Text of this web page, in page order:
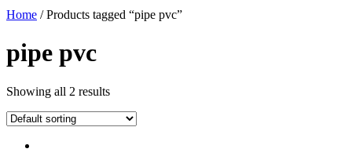
Home / Products tagged “pipe pvc”
pipe pvc
Showing all 2 results